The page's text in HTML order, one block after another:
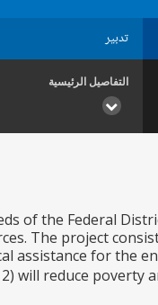
تدبير
التفاصيل الرئيسية
of the Federal
The project
assistance for the
reduce poverty